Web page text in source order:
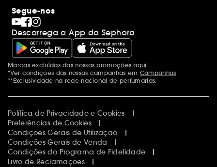
Internacional
Descobrir a Sephora
Código promocional Sephora
Dia dos Namorados
Dia do Pai
Dia da Mãe
Calendários do Advento
Singles' Day
Black Friday
Cyber Monday
Blue Monday
Segue-nos
Descarrega a App da Sephora
Menções adicionais
Marcas excluídas das nossas promoçõesaqui
*Ver condições das nossas campanhas em Campanhas
**Exclusividade na rede nacional de perfumarias.
Política de Privacidade e Cookies
Preferências de Cookies
Condições Gerais de Utilização
Condições Gerais de Venda
Condições do Programa de Fidelidade
Livro de Reclamações